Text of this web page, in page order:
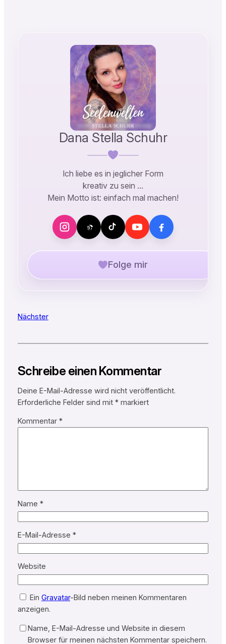
Dana Stella Schuhr
Ich liebe es in jeglicher Form
kreativ zu sein …
Mein Motto ist: einfach mal machen!
Folge mir
Nächster
Schreibe einen Kommentar
Deine E-Mail-Adresse wird nicht veröffentlicht.
Erforderliche Felder sind mit *markiert
Kommentar *
Name *
E-Mail-Adresse *
Website
Ein Gravatar-Bild neben meinen Kommentaren
anzeigen.
Name, E-Mail-Adresse und Website in diesem
Browser für meinen nächsten Kommentar speichern.